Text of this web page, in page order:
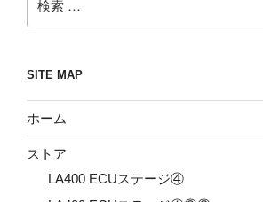
索:
SITE MAP
ホーム
ストア
LA400 ECUステージ④